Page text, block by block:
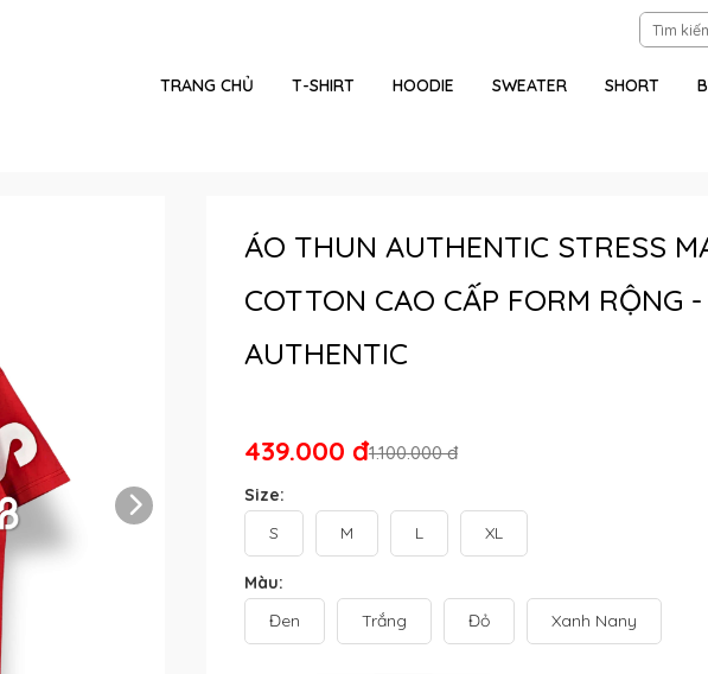
TRANG CHỦ T-SHIRT HOODIE SWEATER SHORT
ÁO THUN AUTHENTIC STRESS
COTTON CAO CẤP FORM RỘNG -
AUTHENTIC
1.100.000 đ
439.000 đ
Size:
S
M L XL
Màu:
Đen
Trắng Đỏ Xanh Nany